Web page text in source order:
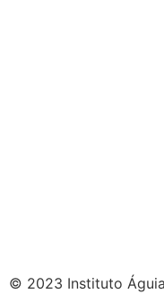
© 2023 Instituto